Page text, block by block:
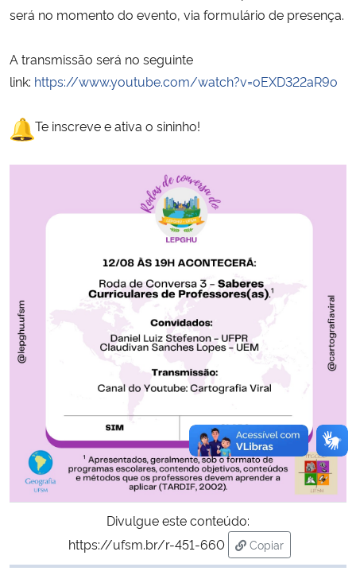
Secretaria de Governo
Gabinete de Segurança Institucional
Banco Central do Brasil
será no momento do evento, via formulário de presença.
A transmissão será no seguinte
link: https://www.youtube.com/watch?v=oEXD322aR9o
Te inscreve e ativa o sininho!
Divulgue este conteúdo:
https://ufsm.br/r-451-660
Copiar
para área de